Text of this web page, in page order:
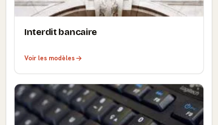
Interdit bancaire
Voir les modèles